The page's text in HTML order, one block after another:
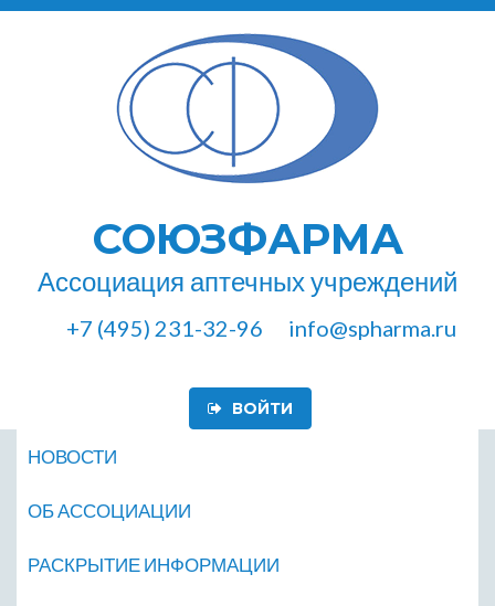
СОЮЗФАРМА
Ассоциация аптечных учреждений
+7 (495) 231-32-96 info@spharma.ru
ВОЙТИ
НОВОСТИ
ОБ АССОЦИАЦИИ
РАСКРЫТИЕ ИНФОРМАЦИИ